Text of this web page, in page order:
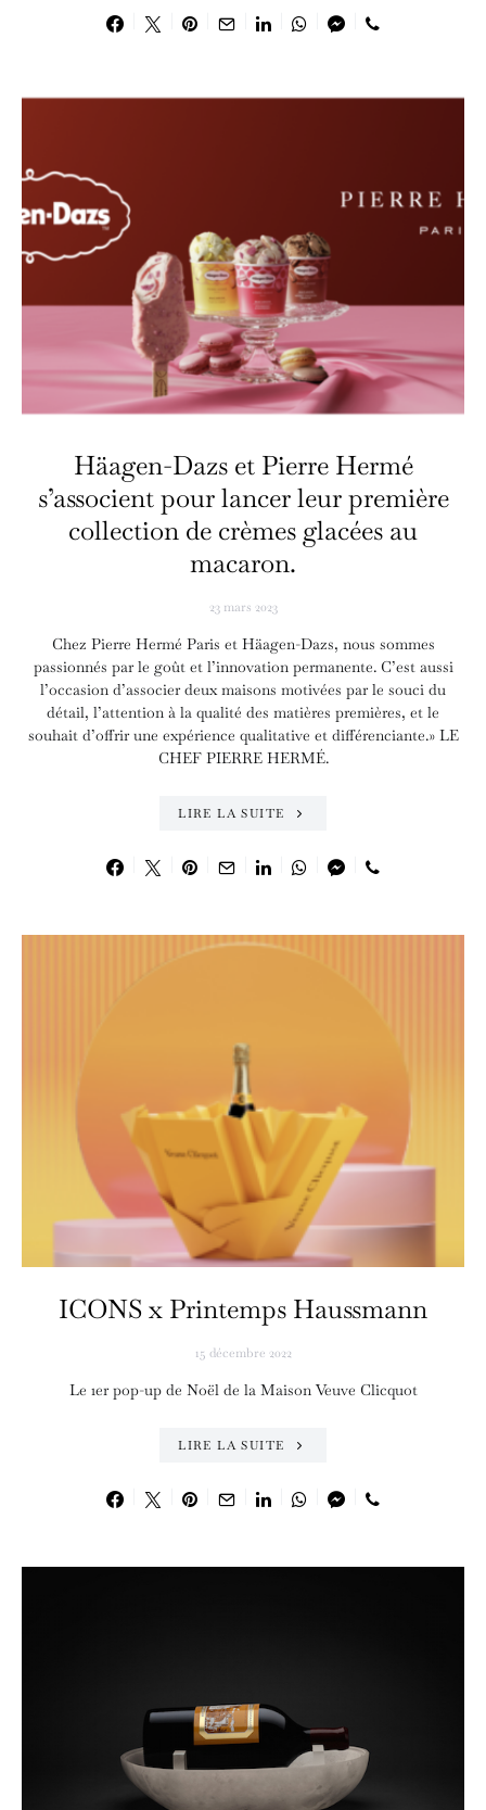
Häagen-Dazs et Pierre Hermé
s’associent pour lancer leur première
collection de crèmes glacées au
macaron.
23 mars 2023
Chez Pierre Hermé Paris et Häagen-Dazs, nous sommes
passionnés par le goût et l’innovation permanente. C’est aussi
l’occasion d’associer deux maisons motivées par le souci du
détail, l’attention à la qualité des matières premières, et le
souhait d’offrir une expérience qualitative et différenciante.» LE
CHEF PIERRE HERMÉ.
LIRE LA SUITE
ICONS x Printemps Haussmann
15 décembre 2022
Le 1er pop-up de Noël de la Maison Veuve Clicquot
LIRE LA SUITE